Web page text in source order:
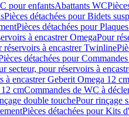
pour enfantsAbattants WC
Pièces détachées pour Bidets
Pièces détachées pour
à encastrer OmegaPour
réservoirs à encastrer Twinline
détachées pour
secteur, pour réservoirs à
à encastrer Geberit Omega 12 cm
cmCommandes de WC à
double touchePour rinçage
Pièces détachées pour Kits